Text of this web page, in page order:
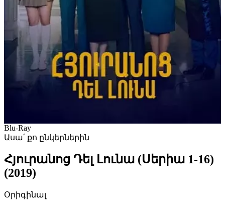
Blu-Ray
Ասա՛ քո ընկերներին
Հյուրանոց Դել Լունա (Սերիա 1-16)
(2019)
Օրիգինալ